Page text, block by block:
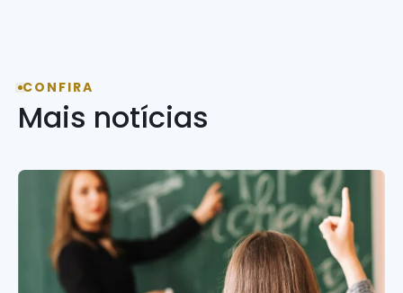
CONFIRA
Mais notícias